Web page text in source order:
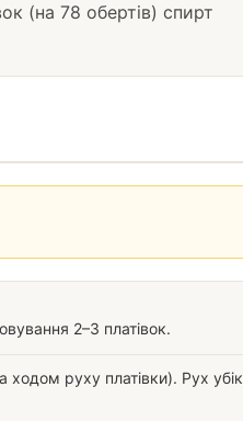
(на 78 обертів) спирт
2–3 платівок.
ходом руху платівки). Рух убік